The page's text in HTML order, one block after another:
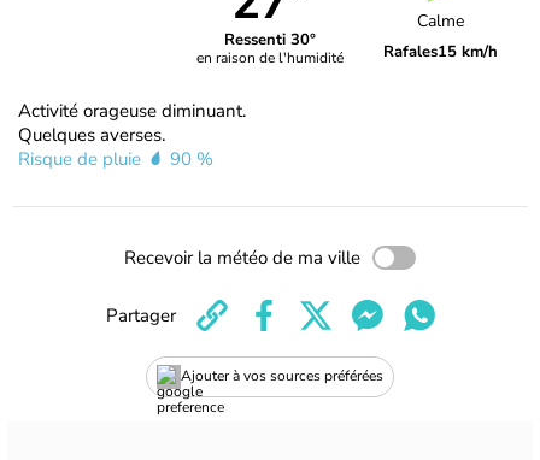
Ressenti 30°
en raison de l'humidité
Calme
Rafales15 km/h
Activité orageuse diminuant.
Quelques averses.
Risque de pluie
90 %
Recevoir la météo de ma ville
Ajouter à vos sources préférées
Partager